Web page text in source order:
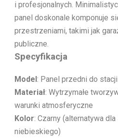
i profesjonalnych.
panel doskonale komponuje
przestrzeniami, takimi jak
publiczne.
Specyfikacja
Model: Panel przedni do stacji
Materiał: Wytrzymałe
warunki atmosferyczne
Kolor: Czarny (alternatywa
niebieskiego)